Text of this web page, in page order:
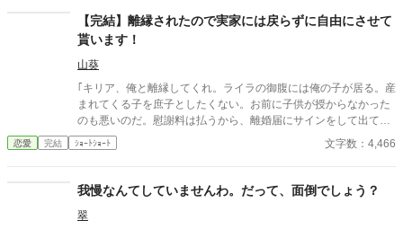
【完結】離縁されたので実家には戻らずに自由にさせて
貰います！
山葵
｢キリア、俺と離縁してくれ。ライラの御腹には俺の子が居る。産
まれてくる子を庶子としたくない。お前に子供が授からなかった
のも悪いのだ。慰謝料は払うから、離婚届にサインをして出て行
ってくれ！｣ 夫のカイロは、自分の横にライラさんを座らせ、向
かいに座る私に離婚届を差し出した。
恋愛 完結 ｼｮｰﾄｼｮｰﾄ 文字数：4,466
我慢なんてしていませんわ。だって、面倒でしょう？
翠